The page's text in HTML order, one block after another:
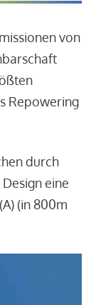
von
Repowering
durch
eine
(in 800m